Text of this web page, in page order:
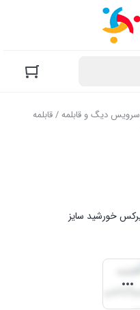
سرویس دیگ و قابلمه/ قابلمه